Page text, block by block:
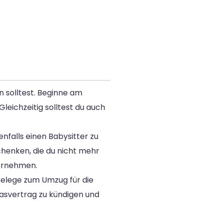
solltest. Beginne am
solltest du auch
einen Babysitter zu
die du nicht mehr
zum Umzug für die
zu kündigen und